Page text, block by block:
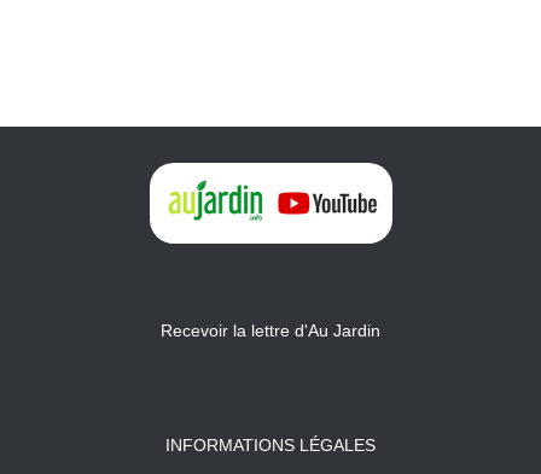
Recevoir la lettre d'Au Jardin
INFORMATIONS LÉGALES